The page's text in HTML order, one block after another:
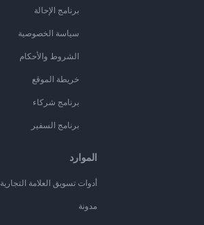
برنامج الإحالة
سياسة الخصوصية
الشروط والأحكام
خريطة الموقع
برنامج شركاء
برنامج السفير
الموارد
أدوات تسويق العلامة التجارية
مدونة